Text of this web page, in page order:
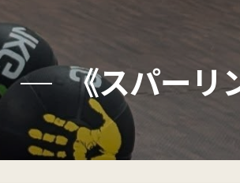
パーソナルコース
初めての方へ 《スパーリ